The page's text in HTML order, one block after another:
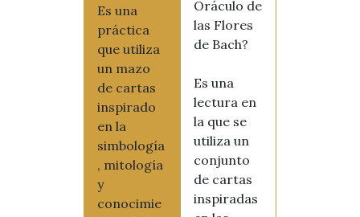
Es una
práctica
que utiliza
un mazo
de cartas
inspirado
en la
simbología
, mitología
y
conocimie
Oráculo de
las Flores
de Bach?
Es una
lectura en
la que se
utiliza un
conjunto
de cartas
inspiradas